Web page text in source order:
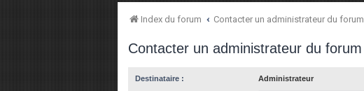
Index du forum Contacter un administrateur du forum
Contacter un administrateur du forum
Destinataire : Administrateur